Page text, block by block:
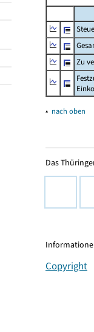
Zu
▴ nach oben
Das
Copyright